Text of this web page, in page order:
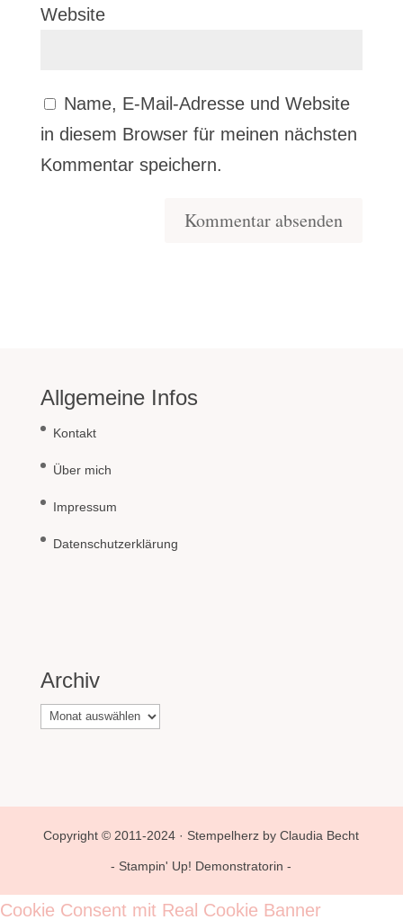
Website
Name, E-Mail-Adresse und Website
in diesem Browser für meinen nächsten
Kommentar speichern.
Allgemeine Infos
Kontakt
Über mich
Impressum
Datenschutzerklärung
Archiv
Archiv
Copyright © 2011-2024 · Stempelherz by Claudia Becht
- Stampin' Up! Demonstratorin -
Cookie Consent mit Real Cookie Banner